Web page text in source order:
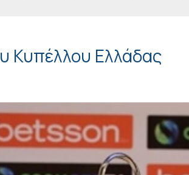
Κυπέλλου Ελλάδας